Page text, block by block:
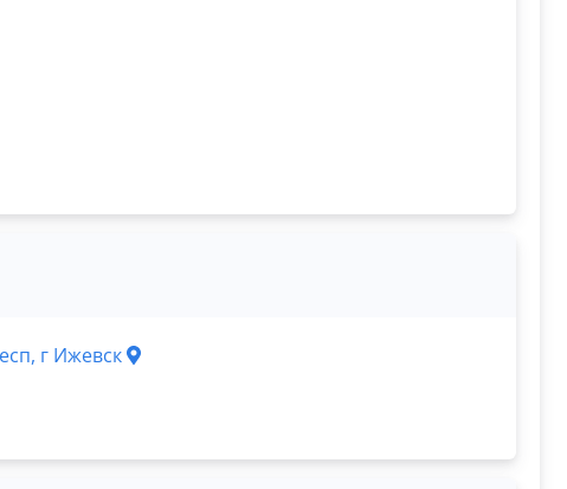
г Ижевск